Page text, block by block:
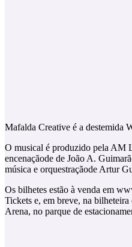
Mafalda Creative é a destemida
O musical é produzido pela AM
encenaçãode de João A.
música e orquestraçãode Artur
Os bilhetes estão à venda em
Tickets e, em breve, na
Arena, no parque de